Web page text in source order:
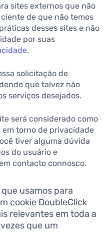
sites externos que não
de que não temos
desses sites e não
por suas
.
solicitação de
que talvez não
serviços desejados.
será considerado como
torno de privacidade
tiver alguma dúvida
do usuário e
contacto connosco.
usamos para
cookie DoubleClick
relevantes em toda a
que um